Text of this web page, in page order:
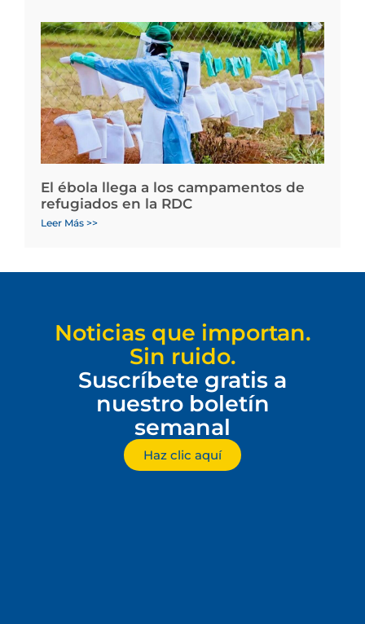
El ébola llega a los campamentos de
refugiados en la RDC
Leer Más >>
Noticias que importan.
Sin ruido.
Suscríbete gratis a
nuestro boletín
semanal
Haz clic aquí